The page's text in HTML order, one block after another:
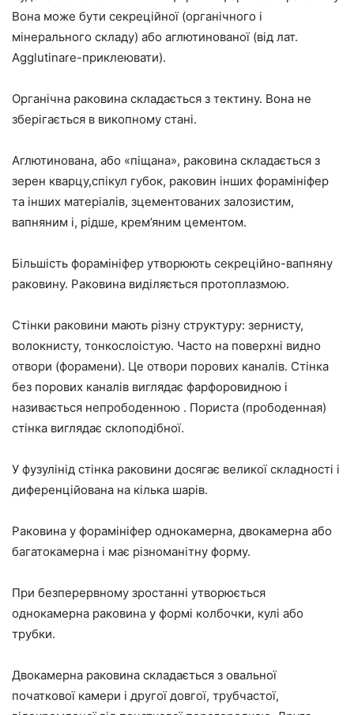
Вона може бути секреційної (органічного і
мінерального складу) або аглютинованої (від лат.
Agglutinare-приклеювати).
Органічна раковина складається з тектину. Вона не
зберігається в викопному стані.
Аглютинована, або «піщана», раковина складається з
зерен кварцу,спікул губок, раковин інших форамініфер
та інших матеріалів, зцементованих залозистим,
вапняним і, рідше, крем’яним цементом.
Більшість форамініфер утворюють секреційно-вапняну
раковину. Раковина виділяється протоплазмою.
Стінки раковини мають різну структуру: зернисту,
волокнисту, тонкослоістую. Часто на поверхні видно
отвори (форамени). Це отвори порових каналів. Стінка
без порових каналів виглядає фарфоровидною і
називається непрободенною . Пориста (прободенная)
стінка виглядає склоподібної.
У фузулінід стінка раковини досягає великої складності і
диференційована на кілька шарів.
Раковина у форамініфер однокамерна, двокамерна або
багатокамерна і має різноманітну форму.
При безперервному зростанні утворюється
однокамерна раковина у формі колбочки, кулі або
трубки.
Двокамерна раковина складається з овальної
початкової камери і другої довгої, трубчастої,